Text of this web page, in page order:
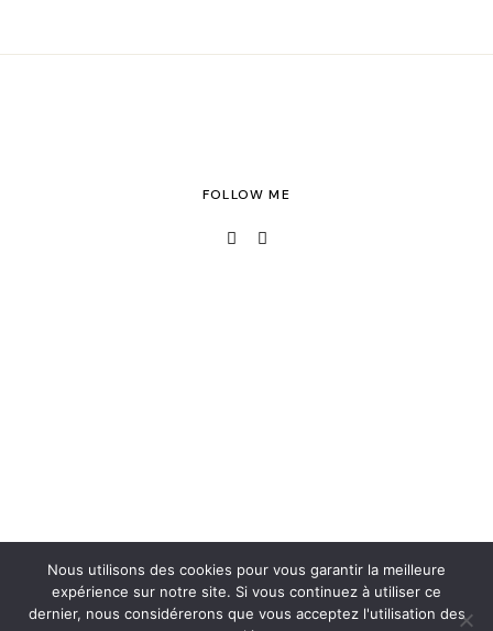
FOLLOW ME
Nous utilisons des cookies pour vous garantir la meilleure
expérience sur notre site. Si vous continuez à utiliser ce
dernier, nous considérerons que vous acceptez l'utilisation des